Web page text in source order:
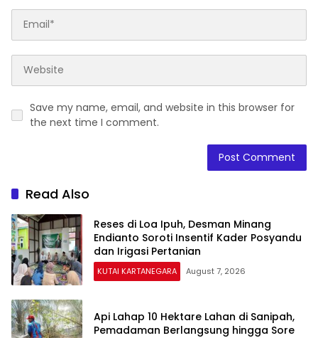
Save my name, email, and website in this browser for
the next time I comment.
Read Also
Reses di Loa Ipuh, Desman Minang
Endianto Soroti Insentif Kader Posyandu
dan Irigasi Pertanian
KUTAI KARTANEGARA August 7, 2026
Api Lahap 10 Hektare Lahan di Sanipah,
Pemadaman Berlangsung hingga Sore